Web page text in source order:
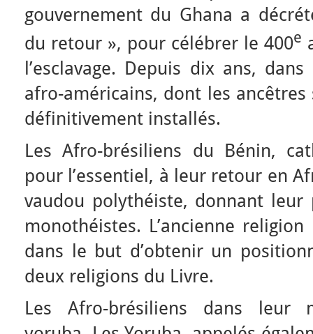
gouvernement du Ghana a
du retour », pour célébrer le 400e
l’esclavage. Depuis dix ans,
afro-américains, dont les ancêtres
définitivement installés.
Les Afro-brésiliens du Bénin,
pour l’essentiel, à leur retour en
vaudou polythéiste, donnant leur
monothéistes. L’ancienne
dans le but d’obtenir un
deux religions du Livre.
Les Afro-brésiliens dans leur